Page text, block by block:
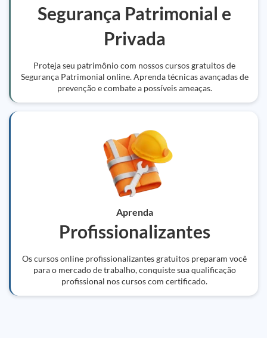
Segurança Patrimonial e
Privada
Proteja seu patrimônio com nossos cursos gratuitos de
Segurança Patrimonial online. Aprenda técnicas avançadas de
prevenção e combate a possíveis ameaças.
Aprenda
Profissionalizantes
Os cursos online profissionalizantes gratuitos preparam você
para o mercado de trabalho, conquiste sua qualificação
profissional nos cursos com certificado.